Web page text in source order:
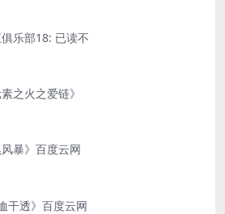
俱乐部18: 已读不
素之火之爱链》
风暴》百度云网
干透》百度云网